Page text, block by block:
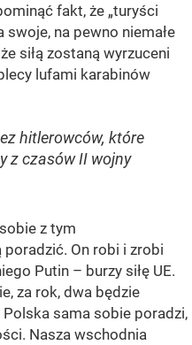
fakt, że „turyści
na pewno niemałe
siłą zostaną wyrzuceni
lufami karabinów
hitlerowców, które
z czasów II wojny
z tym
On robi i zrobi
Putin – burzy siłę UE.
za rok, dwa będzie
sama sobie poradzi,
Nasza wschodnia